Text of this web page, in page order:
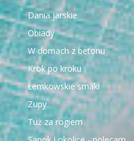
Dania jarskie
Obiady
W domach z betonu
Krok po kroku
Łemkowskie smaki
Zupy
Tuż za rogiem